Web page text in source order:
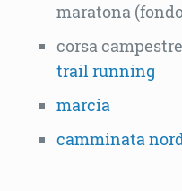
maratona
corsa
trail running
marcia
camminata